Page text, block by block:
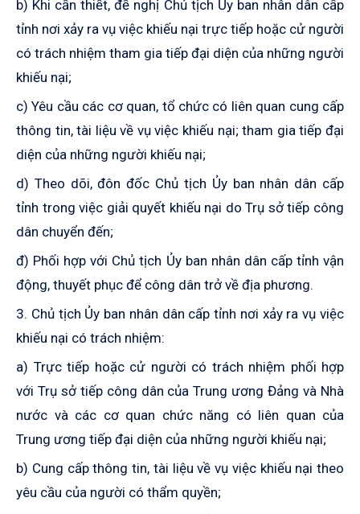
b) Khi cần thiết, đề nghị Chủ tịch Ủy ban nhân dân cấp
tỉnh nơi xảy ra vụ việc khiếu nại trực tiếp hoặc cử người
có trách nhiệm tham gia tiếp đại diện của những người
khiếu nại;
c) Yêu cầu các cơ quan, tổ chức có liên quan cung cấp
thông tin, tài liệu về vụ việc khiếu nại; tham gia tiếp đại
diện của những người khiếu nại;
d) Theo dõi, đôn đốc Chủ tịch Ủy ban nhân dân cấp
tỉnh trong việc giải quyết khiếu nại do Trụ sở tiếp công
dân chuyển đến;
đ) Phối hợp với Chủ tịch Ủy ban nhân dân cấp tỉnh vận
động, thuyết phục để công dân trở về địa phương.
3. Chủ tịch Ủy ban nhân dân cấp tỉnh nơi xảy ra vụ việc
khiếu nại có trách nhiệm:
a) Trực tiếp hoặc cử người có trách nhiệm phối hợp
với Trụ sở tiếp công dân của Trung ương Đảng và Nhà
nước và các cơ quan chức năng có liên quan của
Trung ương tiếp đại diện của những người khiếu nại;
b) Cung cấp thông tin, tài liệu về vụ việc khiếu nại theo
yêu cầu của người có thẩm quyền;